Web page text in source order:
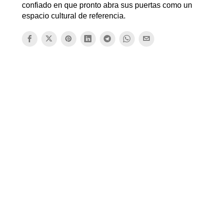
confiado en que pronto abra sus puertas como un
espacio cultural de referencia.